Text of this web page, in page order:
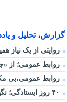
گزارش، تحلیل و
روایتی از یک نیاز
روابط عمومی؛ از
روابط عمومی،بی